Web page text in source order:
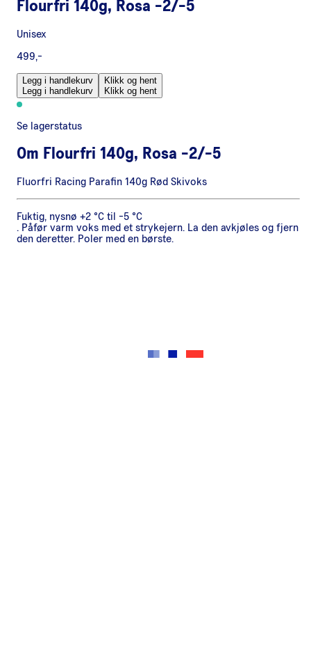
Flourfri 140g, Rosa -2/-5
Unisex
499,-
Legg i handlekurv
Legg i handlekurv
Klikk og hent
Klikk og hent
Se lagerstatus
Om Flourfri 140g, Rosa -2/-5
Fluorfri Racing Parafin 140g Rød Skivoks
Fuktig, nysnø +2 °C til -5 °C
. Påfør varm voks med et strykejern. La den avkjøles og fjern
den deretter. Poler med en børste.